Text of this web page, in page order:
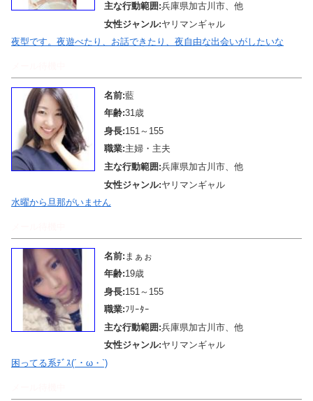
主な行動範囲:兵庫県加古川市、他
女性ジャンル:ヤリマンギャル
夜型です。夜遊べたり、お話できたり、夜自由な出会いがしたいな
名前:藍
年齢:31歳
身長:151～155
職業:主婦・主夫
主な行動範囲:兵庫県加古川市、他
女性ジャンル:ヤリマンギャル
水曜から旦那がいません
名前: まぁぉ
年齢:19歳
身長:151～155
職業:ﾌﾘｰﾀｰ
主な行動範囲:兵庫県加古川市、他
女性ジャンル:ヤリマンギャル
困ってる系ﾃﾞｽ(´・ω・`)